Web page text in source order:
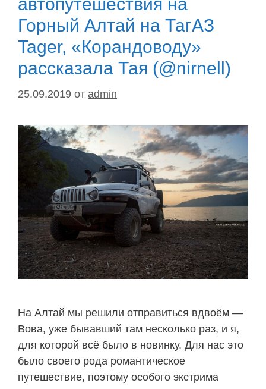
автопутешествия на
Горный Алтай на ТагАЗ
Tager, «Корандоводу»
рассказала Тая (@nirnell)
25.09.2019 от admin
На Алтай мы решили отправиться вдвоём —
Вова, уже бывавший там несколько раз, и я,
для которой всё было в новинку. Для нас это
было своего рода романтическое
путешествие, поэтому особого экстрима